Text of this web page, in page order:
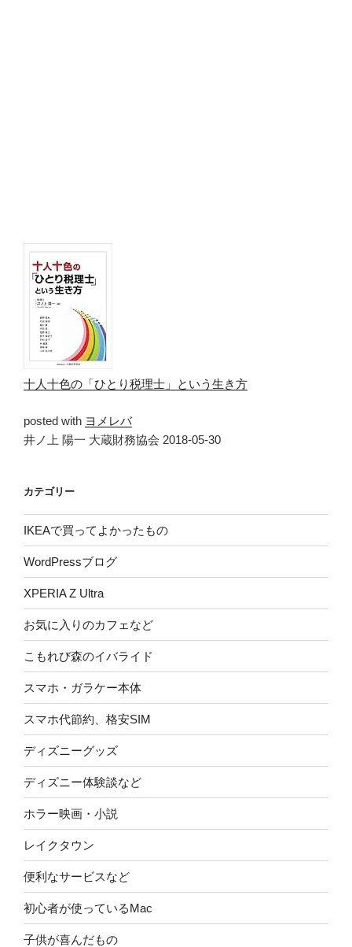
十人十色の「ひとり税理士」という生き方
posted with ヨメレバ
井ノ上 陽一 大蔵財務協会 2018-05-30
カテゴリー
IKEAで買ってよかったもの
WordPressブログ
XPERIA Z Ultra
お気に入りのカフェなど
こもれび森のイバライド
スマホ・ガラケー本体
スマホ代節約、格安SIM
ディズニーグッズ
ディズニー体験談など
ホラー映画・小説
レイクタウン
便利なサービスなど
初心者が使っているMac
子供が喜んだもの